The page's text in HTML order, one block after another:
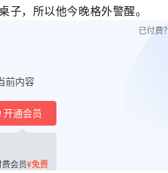
子，所以他今晚格外警醒。
前内容
开通会员
费会员¥免费
已付费？